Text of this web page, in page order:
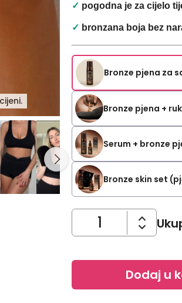
✓ pogodna je za cijelo
✓ bronzana boja bez
Bronze pjena za
Bronze pjena +
Serum + bronze
Dodaj u